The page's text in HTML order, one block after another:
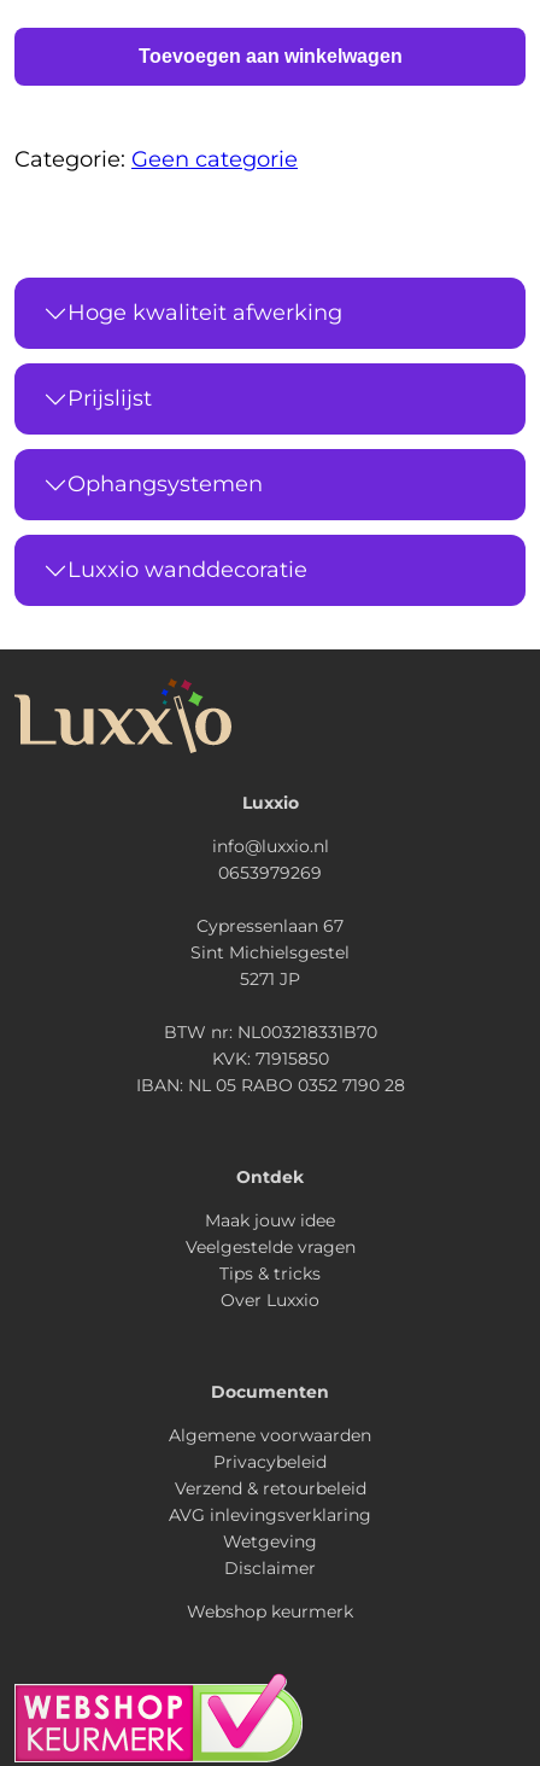
Toevoegen aan winkelwagen
Categorie: Geen categorie
Hoge kwaliteit afwerking
Prijslijst
Ophangsystemen
Luxxio wanddecoratie
Luxxio
info@luxxio.nl
0653979269
Cypressenlaan 67
Sint Michielsgestel
5271 JP
BTW nr: NL003218331B70
KVK: 71915850
IBAN: NL 05 RABO 0352 7190 28
Ontdek
Maak jouw idee
Veelgestelde vragen
Tips & tricks
Over Luxxio
Documenten
Algemene voorwaarden
Privacybeleid
Verzend & retourbeleid
AVG inlevingsverklaring
Wetgeving
Disclaimer
Webshop keurmerk